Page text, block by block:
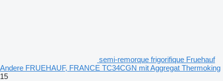
semi-remorque frigorifique Fruehauf
Andere FRUEHAUF, FRANCE TC34CGN mit Aggregat Thermoking
15